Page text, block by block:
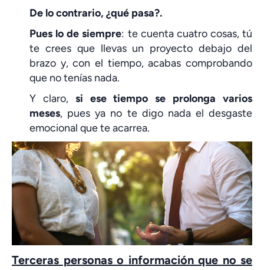
De lo contrario, ¿qué pasa?.
Pues lo de siempre: te cuenta cuatro cosas, tú
te crees que llevas un proyecto debajo del
brazo y, con el tiempo, acabas comprobando
que no tenías nada.
Y claro, si ese tiempo se prolonga varios
meses, pues ya no te digo nada el desgaste
emocional que te acarrea.
Terceras personas o información que no se